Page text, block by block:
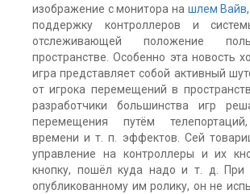
изображение с монитора на шлем Вайв
поддержку контроллеров и
отслеживающей положение
пространстве. Особенно эта новость
игра представляет собой активный
от игрока перемещений в
разработчики большинства игр
перемещения путём
времени и т. п. эффектов. Сей
управление на контроллеры и их
кнопку, пошёл куда надо и т. д. При
опубликованному им ролику, он не